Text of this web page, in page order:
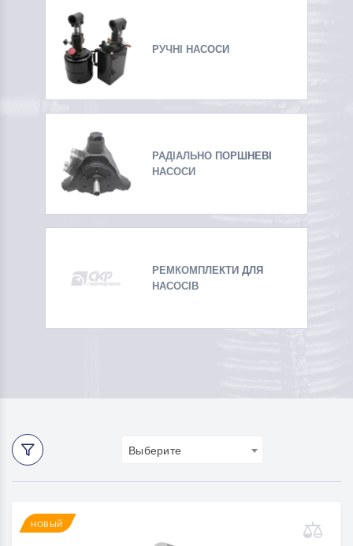
РУЧНІ НАСОСИ
РАДІАЛЬНО ПОРШНЕВІ
НАСОСИ
РЕМКОМПЛЕКТИ ДЛЯ
НАСОСІВ
Выберите
НОВЫЙ